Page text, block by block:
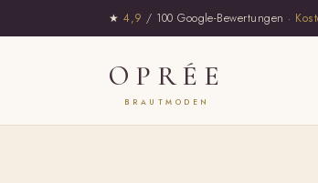
★4,9 / 100 Google-Bewertungen ·
OPRÉE
BRAUTMODEN